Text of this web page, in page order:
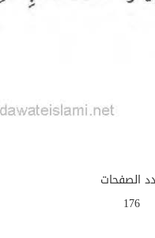
الصفحات
176